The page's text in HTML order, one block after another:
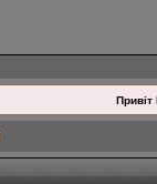
Привіт